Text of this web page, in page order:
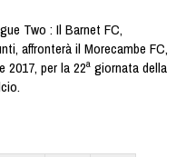
Two : Il Barnet FC,
affronterà il Morecambe FC,
per la 22ª giornata della